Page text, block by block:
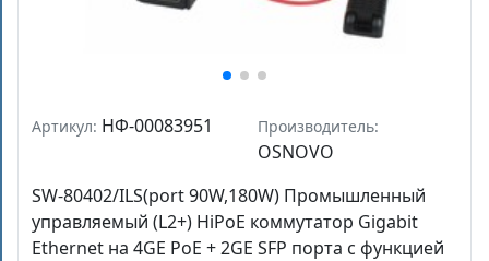
Артикул: НФ-00083951 Производитель:
OSNOVO
SW-80402/ILS(port 90W,180W) Промышленный
управляемый (L2+) HiPoE коммутатор Gigabit
Ethernet на 4GE PoE + 2GE SFP порта с функцией